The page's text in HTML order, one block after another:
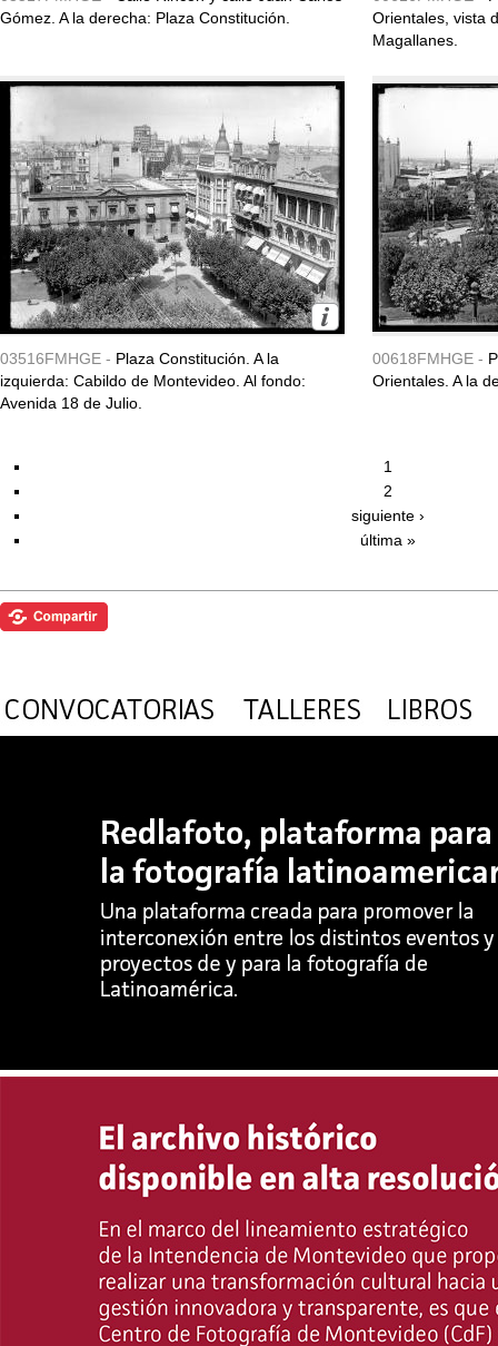
Gómez. A la derecha: Plaza Constitución.
Orientales, vista
Magallanes.
03516FMHGE - Plaza Constitución. A la
izquierda: Cabildo de Montevideo. Al fondo:
Avenida 18 de Julio.
00618FMHGE -
Orientales. A la
1
2
siguiente ›
última »